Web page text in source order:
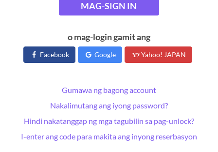
MAG-SIGN IN
o mag-login gamit ang
Facebook Google Yahoo! JAPAN
Gumawa ng bagong account
Nakalimutang ang iyong password?
Hindi nakatanggap ng mga tagubilin sa pag-unlock?
I-enter ang code para makita ang inyong reserbasyon